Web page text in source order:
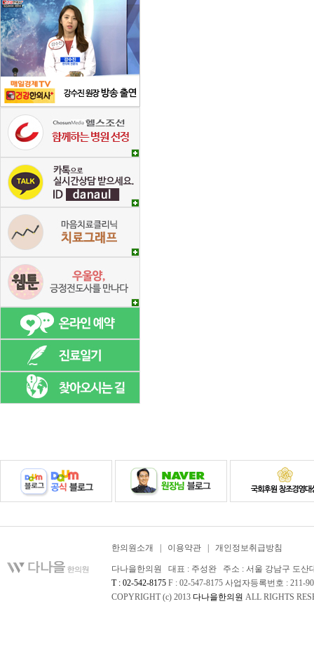
한의원소개 이용약관 개인정보취급방침
다나을한의원 대표 : 주성완 주소 : 서울 강남구 도산
T : 02-542-8175 F : 02-547-8175 사업자등록번호 : 211-
COPYRIGHT (c) 2013 다나을한의원 ALL RIGHTS